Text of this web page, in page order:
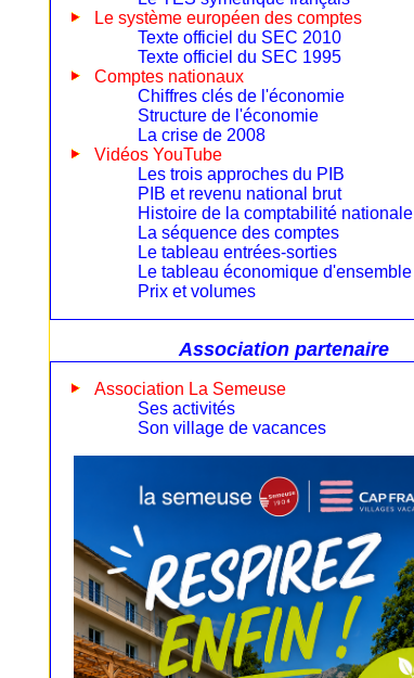
Le système européen des comptes
Texte officiel du SEC 2010
Texte officiel du SEC 1995
Comptes nationaux
Chiffres clés de l'économie
Structure de l'économie
La crise de 2008
Vidéos YouTube
Les trois approches du PIB
PIB et revenu national brut
Histoire de la comptabilité nationale
La séquence des comptes
Le tableau entrées-sorties
Le tableau économique d'ensemble
Prix et volumes
Association partenaire
Association La Semeuse
Ses activités
Son village de vacances